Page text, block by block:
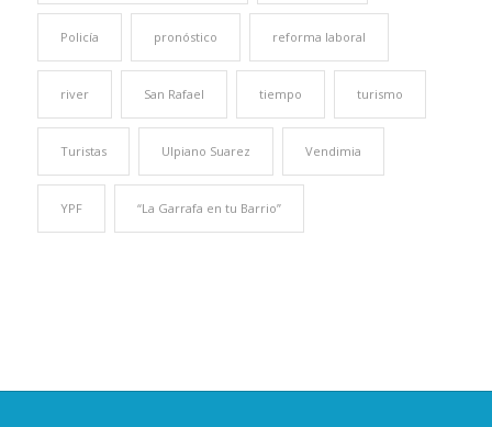
Policía pronóstico reforma laboral
river San Rafael tiempo turismo
Turistas Ulpiano Suarez Vendimia
YPF “La Garrafa en tu Barrio”